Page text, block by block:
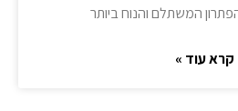
המשתלם והנוח ביותר
קרא עוד »